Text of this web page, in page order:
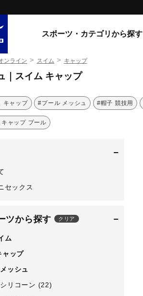
スポーツ・カテゴリから探す
ルウエア
フットサル
すべてのシリーズ
WAVE PROPHECY
ンライン > スイム > キャップ
｜スイム キャップ
キャップ #プール メッシュ #帽子 競技用
ャップ プール
−
セックス
ツから探す クリア −
ム
ャップ
メッシュ
シリコーン (22)